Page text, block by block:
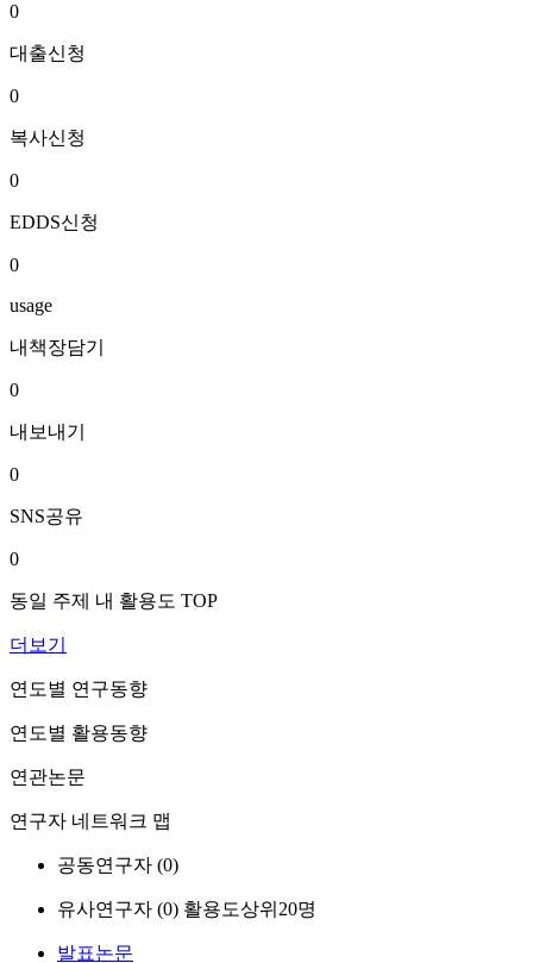
0
대출신청
0
복사신청
0
EDDS신청
0
usage
내책장담기
0
내보내기
0
SNS공유
0
동일 주제 내 활용도 TOP
더보기
연도별 연구동향
연도별 활용동향
연관논문
연구자 네트워크 맵
공동연구자 (0)
유사연구자 (0) 활용도상위20명
발표논문